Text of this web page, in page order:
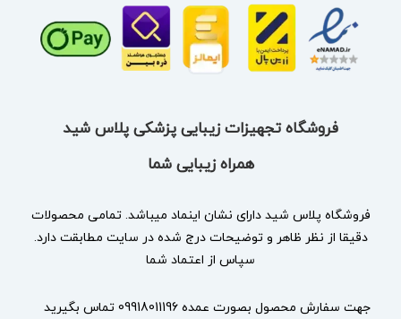
فروشگاه تجهیزات زیبایی پزشکی پلاس شید
همراه زیبایی شما
فروشگاه پلاس شید دارای نشان اینماد میباشد. تمامی محصولات
دقیقا از نظر ظاهر و توضیحات درج شده در سایت مطابقت دارد.
سپاس از اعتماد شما
جهت سفارش محصول بصورت عمده 09918011196 تماس بگیرید